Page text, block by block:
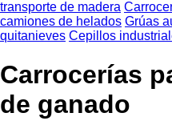
transporte de madera
camiones de helados Grúas
quitanieves Cepillos
Carrocerías
de ganado